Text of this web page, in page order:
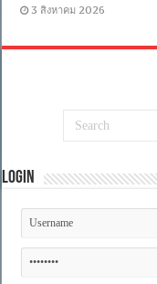
3 สิงหาคม 2026
Login